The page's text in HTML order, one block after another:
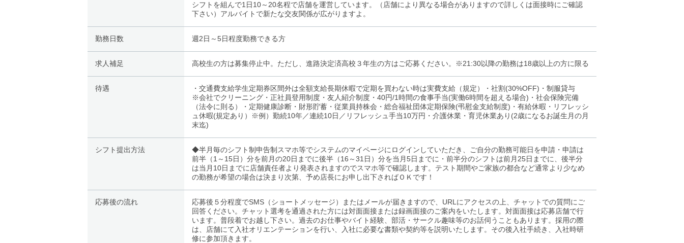
シフトを組んで1日10～20名程で店舗を運営しています。（店舗により異なる場合がありますので詳しくは面接時にご確認
下さい）アルバイトで新たな交友関係が広がりますよ。
勤務日数 週2日～5日程度勤務できる方
求人補足 高校生の方は募集停止中。ただし、進路決定済高校３年生の方はご応募ください。※21:30以降の勤務は18歳以上の方に限る
待遇
・交通費支給学生定期券区間外は全額支給長期休暇で定期を買わない時は実費支給（規定）・社割(30%OFF)・制服貸与
※会社でクリーニング・正社員登用制度・友人紹介制度・40円/1時間の食事手当(実働6時間を超える場合)・社会保険完備
（法令に則る）・定期健康診断・財形貯蓄・従業員持株会・総合福祉団体定期保険(弔慰金支給制度)・有給休暇・リフレッシ
ュ休暇(規定あり）※例）勤続10年／連続10日／リフレッシュ手当10万円・介護休業・育児休業あり(2歳になるお誕生月の月
末迄)
シフト提出方法
◆半月毎のシフト制申告制スマホ等でシステムのマイページにログインしていただき、ご自分の勤務可能日を申請・申請は
前半（1～15日）分を前月の20日までに後半（16～31日）分を当月5日までに・前半分のシフトは前月25日までに、後半分
は当月10日までに店舗責任者より発表されますのでスマホ等で確認します。テスト期間やご家族の都合など通常より少なめ
の勤務が希望の場合は決まり次第、予め店長にお申し出下さればＯＫです！
応募後の流れ
応募後５分程度でSMS（ショートメッセージ）またはメールが届きますので、URLにアクセスの上、チャットでの質問にご
回答ください。チャット選考を通過された方には対面面接または録画面接のご案内をいたします。対面面接は応募店舗で行
います。普段着でお越し下さい。過去のお仕事やバイト経験、部活・サークル趣味等のお話伺うこともあります。採用の際
は、店舗にて入社オリエンテーションを行い、入社に必要な書類や契約等を説明いたします。その後入社手続き、入社時研
修に参加頂きます。